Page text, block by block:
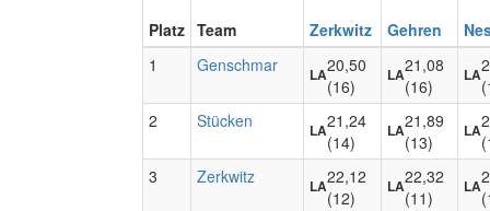
Platz Team Zerkwitz Gehren
1
Genschmar LA20,50
(16)
LA21,08
(16)
LA
2
Stücken LA21,24
(14)
LA21,89
(13)
LA
3
Zerkwitz LA22,12
(12)
LA22,32
(11)
LA